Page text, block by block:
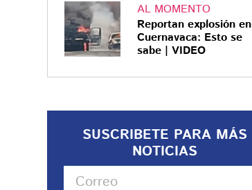
AL MOMENTO
Reportan explosión en
Cuernavaca: Esto se
sabe | VIDEO
SUSCRIBETE PARA MÁS
NOTICIAS